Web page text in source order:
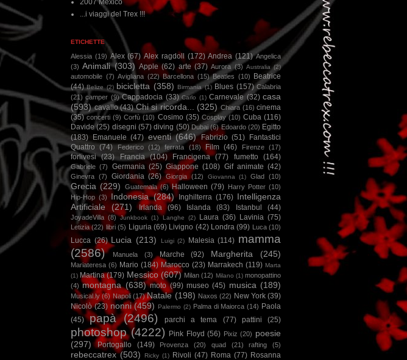
2007 Mexico
...i viaggi del Trex !!!
ETICHETTE
Alessia (19) Alex (67) Alex ragdoll (172) Andrea (121) Angelica
(3) Animali (303) Apple (62) arte (37) Aurora (3) Australia (2)
automobile (7) Avigliana (22) Barcellona (15) Beatles (10)
Beatrice
(44) Belize (2) bicicletta (358) Birmania (1) Blues (157) Calabria
(21) camper (9) Cappadocia (33) Carlo (1) Carnevale (32) casa
(593) cavallo (43) Chi si ricorda... (325) Chiara (16) cinema
(35) concerti (9) Corfù (10) Cosimo (35) Cosplay (10) Cuba (116)
Davide (25) disegni (57) diving (50) Dubai (6) Edoardo (20) Egitto
(183)
Emanuele (47) eventi (646) Fabrizio (51)
Fantastici
Quattro (74) Federico (12) ferrata (18) Film (46) Firenze (17)
forlivesi (23) Francia (104) Francigena (77) fumetto (164)
Gabriele (7) Germania (25) Giappone (108) Gif animate (42)
Ginevra (7) Giordania (26) Giorgia (12) Giovanna (1) Glad (10)
Grecia (229) Guatemala (6) Halloween (79) Harry Potter (10)
Hip-Hop (3) Indonesia (284) Inghilterra (176) Intelligenza
Artificiale
(271) Irlanda (96) Islanda (83) Istanbul (44)
JoyadeVilla (8) Junkbook (1) Langhe (2) Laura (36) Lavinia (75)
Letizia (22) libri (5) Liguria (69) Livigno (42) Londra (99) Luca (10)
Lucca (26) Lucia (213) Luigi (2) Malesia (114) mamma
(2586)
Manuela (3) Marche (92) Margherita (245)
Mariateresa (6) Mario (184) Marocco (23) Marrakech (119) Marta
(1) Martina (179) Messico (607) Milan (12) Milano (1) monopattino
(4) montagna (638) moto (99) museo (45) musica (189)
Musical.ly (6) Napoli (17) Natale (198) Naxos (22) New York (39)
Nicolò (23) nonni (459) Palermo (2) Palma di Maiorca (14) Paola
(45)
papà (2496) parchi a tema (77) pattini (25)
photoshop (4222) Pink Floyd (56) Pixiz (20) poesie
(297)
Portogallo (149) Provenza (20) quad (21) rafting (5)
rebeccatrex (503) Ricky (1) Rivoli (47) Roma (77) Rosanna